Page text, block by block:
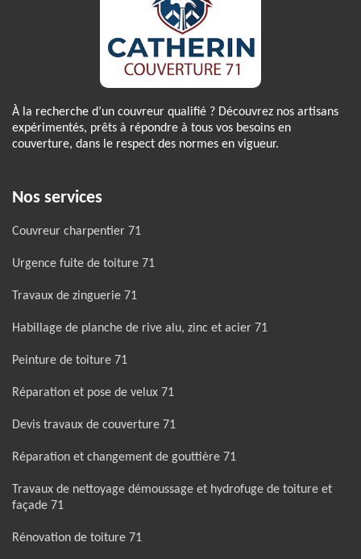
À la recherche d’un couvreur qualifié ? Découvrez nos artisans
expérimentés, prêts à répondre à tous vos besoins en
couverture, dans le respect des normes en vigueur.
Nos services
Couvreur charpentier 71
Urgence fuite de toiture 71
Travaux de zinguerie 71
Habillage de planche de rive alu, zinc et acier 71
Peinture de toiture 71
Réparation et pose de velux 71
Devis travaux de couverture 71
Réparation et changement de gouttière 71
Travaux de nettoyage démoussage et hydrofuge de toiture et
façade 71
Rénovation de toiture 71